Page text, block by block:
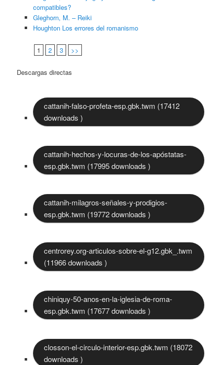
compatibles?
Gleghorn, M. – Reiki
Houghton Los errores del romanismo
1 2 3 >>
Descargas directas
cattanih-falso-profeta-esp.gbk.twm (17412
downloads )
cattanih-hechos-y-locuras-de-los-apóstatas-
esp.gbk.twm (17995 downloads )
cattanih-milagros-señales-y-prodigios-
esp.gbk.twm (19772 downloads )
centrorey.org-articulos-sobre-el-g12.gbk_.twm
(11966 downloads )
chiniquy-50-anos-en-la-iglesia-de-roma-
esp.gbk.twm (17677 downloads )
closson-el-circulo-interior-esp.gbk.twm (18072
downloads )